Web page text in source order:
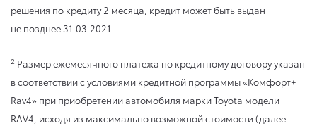
решения по кредиту 2 месяца, кредит может быть выдан
не позднее 31.03.2021.
2 Размер ежемесячного платежа по кредитному договору указан
в соответствии с условиями кредитной программы «Комфорт+
Rav4» при приобретении автомобиля марки Toyota модели
RAV4, исходя из максимально возможной стоимости (далее —